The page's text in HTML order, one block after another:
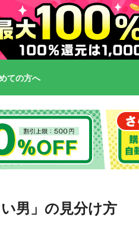
ての方へ
男」の見分け方